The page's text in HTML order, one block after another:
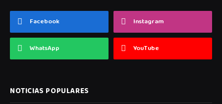
Facebook Instagram
WhatsApp YouTube
NOTICIAS POPULARES